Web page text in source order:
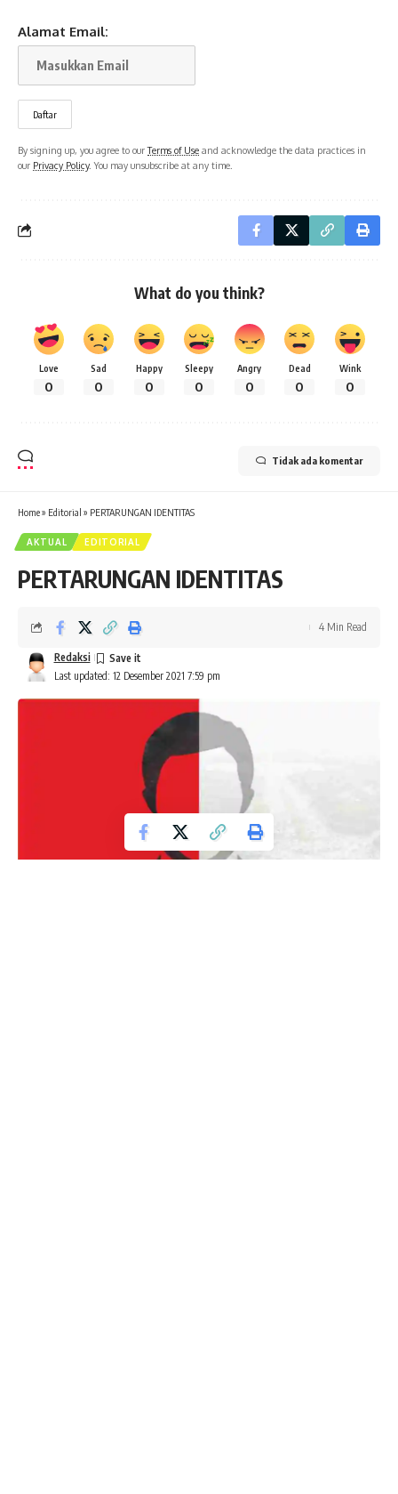
Alamat Email:
By signing up, you agree to ourTerms of Use and acknowledge the data practices in
our Privacy Policy. You may unsubscribe at any time.
What do you think?
Love
0
Sad
0
Happy
0
Sleepy
0
Angry
0
Dead
0
Wink
0
Tidak ada komentar
Home» Editorial » PERTARUNGAN IDENTITAS
AKTUAL EDITORIAL
PERTARUNGAN IDENTITAS
Last updated: 12 Desember 2021 7:59 pm
Redaksi
4 Min Read